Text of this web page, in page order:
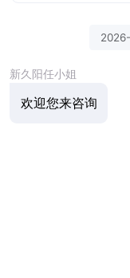
新久阳任小姐
欢迎您来咨询